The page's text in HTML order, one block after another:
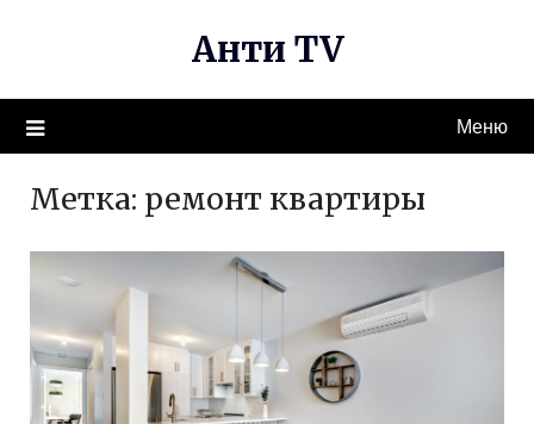
Анти TV
Меню
Метка: ремонт квартиры